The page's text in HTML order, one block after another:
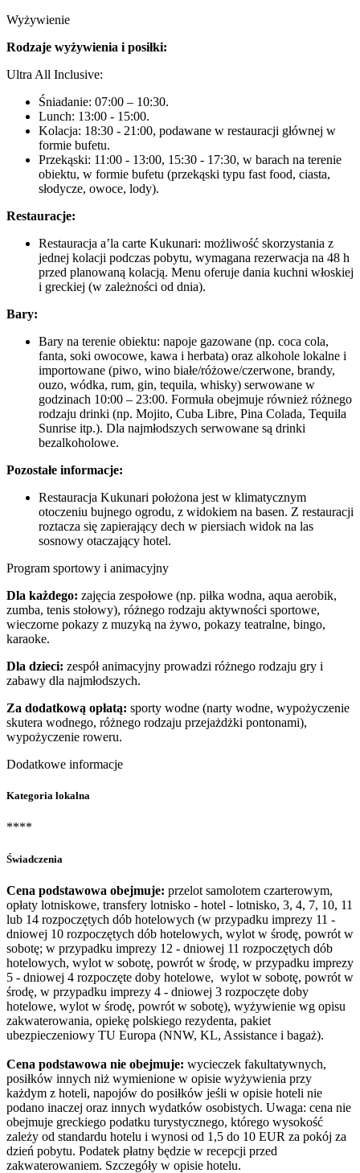
Wyżywienie
Rodzaje wyżywienia i posiłki:
Ultra All Inclusive:
Śniadanie: 07:00 – 10:30.
Lunch: 13:00 - 15:00.
Kolacja: 18:30 - 21:00, podawane w restauracji głównej w
formie bufetu.
Przekąski: 11:00 - 13:00, 15:30 - 17:30, w barach na terenie
obiektu, w formie bufetu (przekąski typu fast food, ciasta,
słodycze, owoce, lody).
Restauracje:
Restauracja a’la carte Kukunari: możliwość skorzystania z
jednej kolacji podczas pobytu, wymagana rezerwacja na 48 h
przed planowaną kolacją. Menu oferuje dania kuchni włoskiej
i greckiej (w zależności od dnia).
Bary:
Bary na terenie obiektu: napoje gazowane (np. coca cola,
fanta, soki owocowe, kawa i herbata) oraz alkohole lokalne i
importowane (piwo, wino białe/różowe/czerwone, brandy,
ouzo, wódka, rum, gin, tequila, whisky) serwowane w
godzinach 10:00 – 23:00. Formuła obejmuje również różnego
rodzaju drinki (np. Mojito, Cuba Libre, Pina Colada, Tequila
Sunrise itp.). Dla najmłodszych serwowane są drinki
bezalkoholowe.
Pozostałe informacje:
Restauracja Kukunari położona jest w klimatycznym
otoczeniu bujnego ogrodu, z widokiem na basen. Z restauracji
roztacza się zapierający dech w piersiach widok na las
sosnowy otaczający hotel.
Program sportowy i animacyjny
Dla każdego: zajęcia zespołowe (np. piłka wodna, aqua aerobik,
zumba, tenis stołowy), różnego rodzaju aktywności sportowe,
wieczorne pokazy z muzyką na żywo, pokazy teatralne, bingo,
karaoke.
Dla dzieci: zespół animacyjny prowadzi różnego rodzaju gry i
zabawy dla najmłodszych.
Za dodatkową opłatą: sporty wodne (narty wodne, wypożyczenie
skutera wodnego, różnego rodzaju przejażdżki pontonami),
wypożyczenie roweru.
Dodatkowe informacje
Kategoria lokalna
****
Świadczenia
Cena podstawowa obejmuje: przelot samolotem czarterowym,
opłaty lotniskowe, transfery lotnisko - hotel - lotnisko, 3, 4, 7, 10, 11
lub 14 rozpoczętych dób hotelowych (w przypadku imprezy 11 -
dniowej 10 rozpoczętych dób hotelowych, wylot w środę, powrót w
sobotę; w przypadku imprezy 12 - dniowej 11 rozpoczętych dób
hotelowych, wylot w sobotę, powrót w środę, w przypadku imprezy
5 - dniowej 4 rozpoczęte doby hotelowe, wylot w sobotę, powrót w
środę, w przypadku imprezy 4 - dniowej 3 rozpoczęte doby
hotelowe, wylot w środę, powrót w sobotę), wyżywienie wg opisu
zakwaterowania, opiekę polskiego rezydenta, pakiet
ubezpieczeniowy TU Europa (NNW, KL, Assistance i bagaż).
Cena podstawowa nie obejmuje: wycieczek fakultatywnych,
posiłków innych niż wymienione w opisie wyżywienia przy
każdym z hoteli, napojów do posiłków jeśli w opisie hoteli nie
podano inaczej oraz innych wydatków osobistych. Uwaga: cena nie
obejmuje greckiego podatku turystycznego, którego wysokość
zależy od standardu hotelu i wynosi od 1,5 do 10 EUR za pokój za
dzień pobytu. Podatek płatny będzie w recepcji przed
zakwaterowaniem. Szczegóły w opisie hotelu.